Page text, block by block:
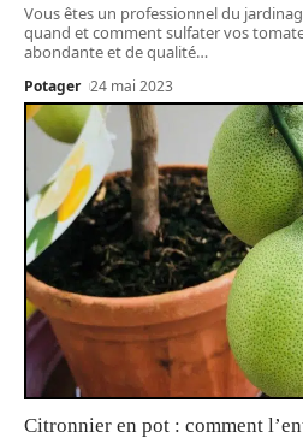
Vous êtes un professionnel du
quand et comment sulfater vos
abondante et de qualité…
Potager 24 mai 2023
Citronnier en pot : comment